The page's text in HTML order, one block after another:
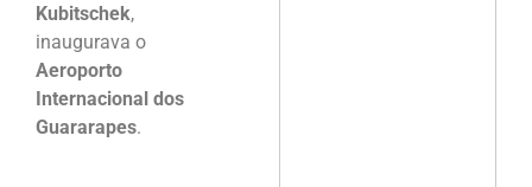
Kubitschek,
inaugurava o
Aeroporto
Internacional dos
Guararapes.